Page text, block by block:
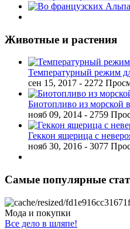
Животные и растения
Температурный режим
сен 15, 2017 - 2272
Биотопливо из морской
нояб 09, 2014 - 2759
Геккон ящерица с
нояб 30, 2016 - 3077
Самые популярные
Мода и покупки
Все дело в шляпе!